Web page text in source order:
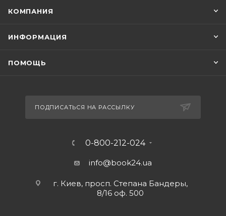
КОМПАНИЯ
ИНФОРМАЦИЯ
ПОМОЩЬ
ПОДПИСАТЬСЯ НА РАССЫЛКУ
0-800-212-024
info@book24.ua
г. Киев, просп. Степана Бандеры,
8/16 оф. 500